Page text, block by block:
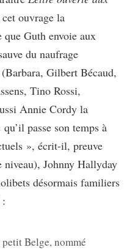
ouvrage la
Guth envoie aux
du naufrage
Gilbert Bécaud,
Tino Rossi,
Annie Cordy la
passe son temps à
», écrit-il, preuve
niveau), Johnny Hallyday
désormais familiers
:
Belge, nommé